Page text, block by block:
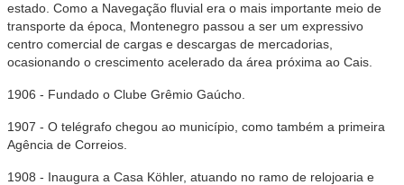
estado. Como a Navegação fluvial era o mais importante meio de
transporte da época, Montenegro passou a ser um expressivo
centro comercial de cargas e descargas de mercadorias,
ocasionando o crescimento acelerado da área próxima ao Cais.
1906 - Fundado o Clube Grêmio Gaúcho.
1907 - O telégrafo chegou ao município, como também a primeira
Agência de Correios.
1908 - Inaugura a Casa Köhler, atuando no ramo de relojoaria e